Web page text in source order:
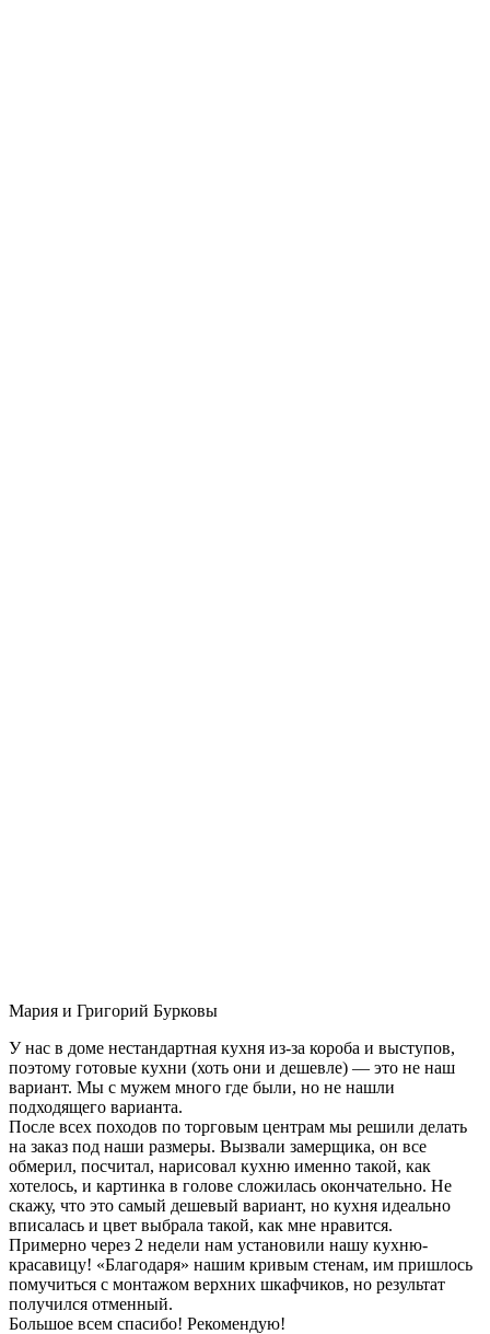
Мария и Григорий Бурковы
У нас в доме нестандартная кухня из-за короба и выступов,
поэтому готовые кухни (хоть они и дешевле) — это не наш
вариант. Мы с мужем много где были, но не нашли
подходящего варианта.
После всех походов по торговым центрам мы решили делать
на заказ под наши размеры. Вызвали замерщика, он все
обмерил, посчитал, нарисовал кухню именно такой, как
хотелось, и картинка в голове сложилась окончательно. Не
скажу, что это самый дешевый вариант, но кухня идеально
вписалась и цвет выбрала такой, как мне нравится.
Примерно через 2 недели нам установили нашу кухню-
красавицу! «Благодаря» нашим кривым стенам, им пришлось
помучиться с монтажом верхних шкафчиков, но результат
получился отменный.
Большое всем спасибо! Рекомендую!